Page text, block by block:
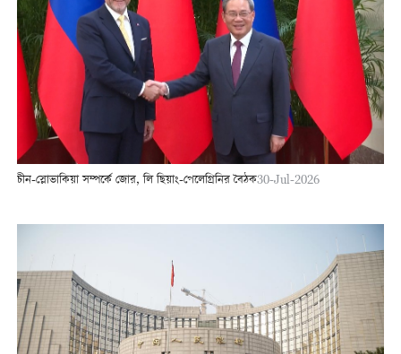
চীন-স্লোভাকিয়া সম্পর্কে জোর, লি ছিয়াং-পেলেগ্রিনির বৈঠক30-Jul-2026